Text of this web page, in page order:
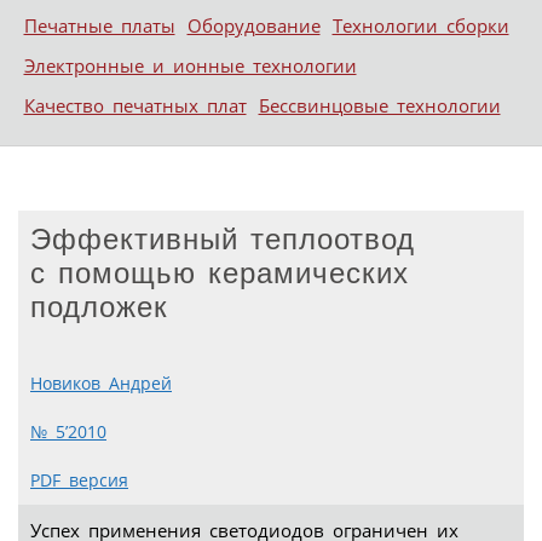
Печатные платы Оборудование Технологии сборки
Электронные и ионные технологии
Качество печатных плат Бессвинцовые технологии
Эффективный теплоотвод
с помощью керамических
подложек
Новиков Андрей
№ 5’2010
PDF версия
Успех применения светодиодов ограничен их